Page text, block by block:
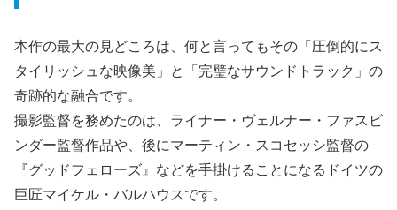
本作の最大の見どころは、何と言ってもその「圧倒的にス
タイリッシュな映像美」と「完璧なサウンドトラック」の
奇跡的な融合です。
撮影監督を務めたのは、ライナー・ヴェルナー・ファスビ
ンダー監督作品や、後にマーティン・スコセッシ監督の
『グッドフェローズ』などを手掛けることになるドイツの
巨匠マイケル・バルハウスです。